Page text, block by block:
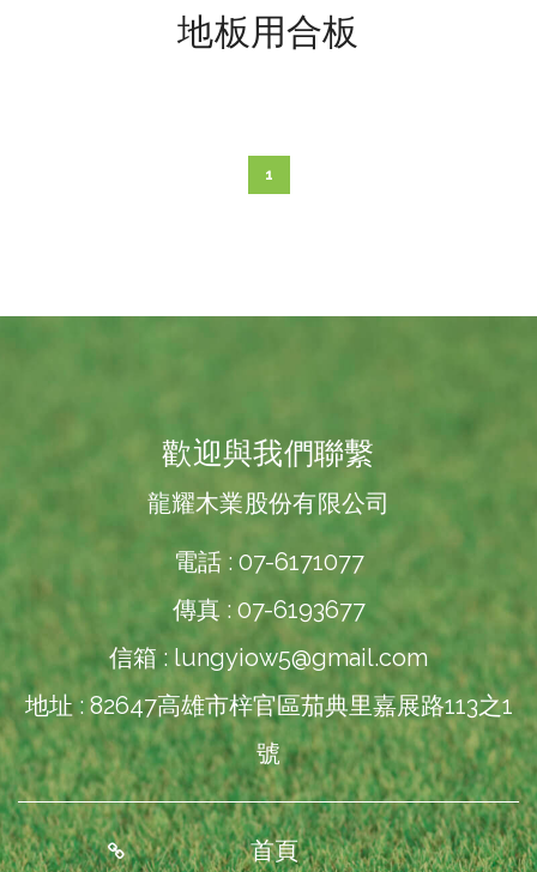
地板用合板
1
歡迎與我們聯繫
龍耀木業股份有限公司
電話 : 07-6171077
傳真 : 07-6193677
信箱 : lungyiow5@gmail.com
地址 : 82647高雄市梓官區茄典里嘉展路113之1
號
首頁